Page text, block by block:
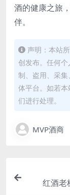
酒的健康之旅
伴。
声明：本站
创发布。任何
制、盗用、采
体平台。如若
们进行处理。
MVP酒商
红酒老